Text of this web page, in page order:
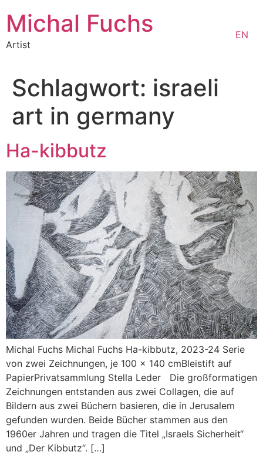
Inhalt
springen
Michal Fuchs
Artist
EN
Schlagwort: israeli
art in germany
Ha-kibbutz
Michal Fuchs Michal Fuchs Ha-kibbutz, 2023-24 Serie
von zwei Zeichnungen, je 100 x 140 cmBleistift auf
PapierPrivatsammlung Stella Leder Die großformatigen
Zeichnungen entstanden aus zwei Collagen, die auf
Bildern aus zwei Büchern basieren, die in Jerusalem
gefunden wurden. Beide Bücher stammen aus den
1960er Jahren und tragen die Titel „Israels Sicherheit“
und „Der Kibbutz“. […]